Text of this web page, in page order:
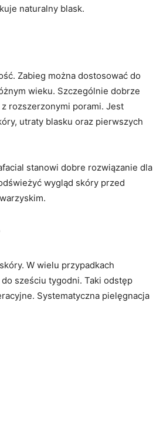
naturalny blask.
Zabieg można dostosować do
wieku. Szczególnie dobrze
rozszerzonymi porami. Jest
utraty blasku oraz pierwszych
stanowi dobre rozwiązanie dla
wygląd skóry przed
W wielu przypadkach
sześciu tygodni. Taki odstęp
Systematyczna pielęgnacja